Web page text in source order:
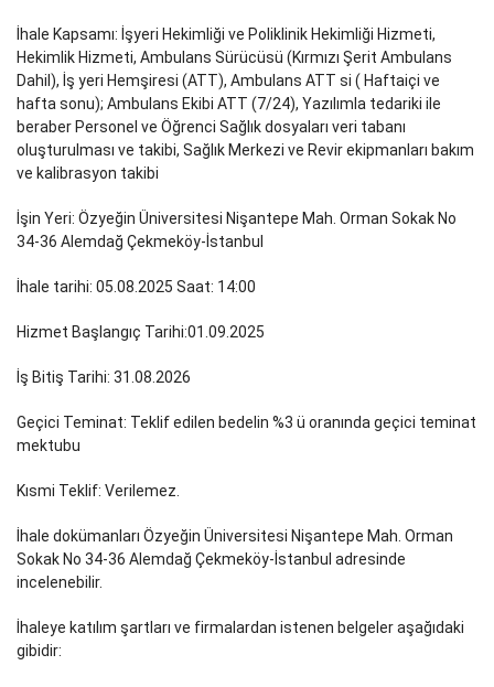
İhale Kapsamı: İşyeri Hekimliği ve Poliklinik Hekimliği Hizmeti,
Hekimlik Hizmeti, Ambulans Sürücüsü (Kırmızı Şerit Ambulans
Dahil), İş yeri Hemşiresi (ATT), Ambulans ATT si ( Haftaiçi ve
hafta sonu); Ambulans Ekibi ATT (7/24), Yazılımla tedariki ile
beraber Personel ve Öğrenci Sağlık dosyaları veri tabanı
oluşturulması ve takibi, Sağlık Merkezi ve Revir ekipmanları bakım
ve kalibrasyon takibi
İşin Yeri: Özyeğin Üniversitesi Nişantepe Mah. Orman Sokak No
34-36 Alemdağ Çekmeköy-İstanbul
İhale tarihi: 05.08.2025 Saat: 14:00
Hizmet Başlangıç Tarihi:01.09.2025
İş Bitiş Tarihi: 31.08.2026
Geçici Teminat: Teklif edilen bedelin %3 ü oranında geçici teminat
mektubu
Kısmi Teklif: Verilemez.
İhale dokümanları Özyeğin Üniversitesi Nişantepe Mah. Orman
Sokak No 34-36 Alemdağ Çekmeköy-İstanbul adresinde
incelenebilir.
İhaleye katılım şartları ve firmalardan istenen belgeler aşağıdaki
gibidir: